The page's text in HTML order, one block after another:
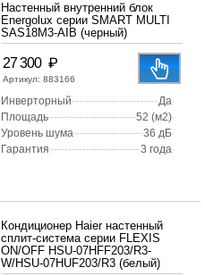
Настенный внутренний блок
Energolux серии SMART MULTI
SAS18M3-AIB (черный)
27 300 ₽
Артикул: 883166
Инверторный
Да
Площадь
52 (м2)
Уровень шума
36 дБ
Гарантия
3 года
Кондиционер Haier настенный
сплит-система серии FLEXIS
ON/OFF HSU-07HFF203/R3-
W/HSU-07HUF203/R3 (белый)